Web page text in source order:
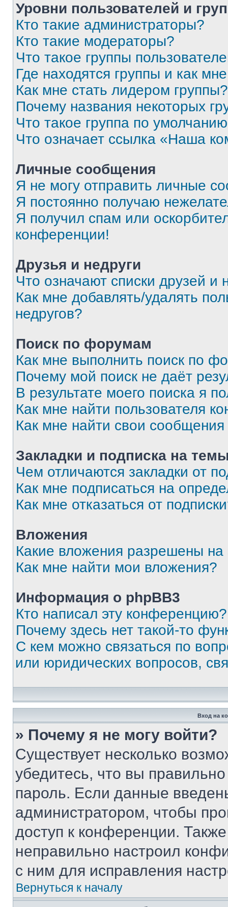
Уровни пользователей и
Кто такие администраторы?
Кто такие модераторы?
Что такое группы
Где находятся группы и как
Как мне стать лидером группы?
Почему названия некоторых
Что такое группа по
Что означает ссылка «Наша
Личные сообщения
Я не могу отправить личные
Я постоянно получаю
Я получил спам или
конференции!
Друзья и недруги
Что означают списки друзей и
Как мне добавлять/удалять
недругов?
Поиск по форумам
Как мне выполнить поиск по
Почему мой поиск не даёт
В результате моего поиска я
Как мне найти пользователя
Как мне найти свои
Закладки и подписка на
Чем отличаются закладки от
Как мне подписаться на
Как мне отказаться от
Вложения
Какие вложения разрешены
Как мне найти мои вложения?
Информация о phpBB3
Кто написал эту конференцию?
Почему здесь нет такой-то
С кем можно связаться по
или юридических вопросов,
Вход на
» Почему я не могу войти?
Существует несколько
убедитесь, что вы
пароль. Если данные
администратором, чтобы
доступ к конференции.
неправильно настроил
с ним для исправления
Вернуться к началу